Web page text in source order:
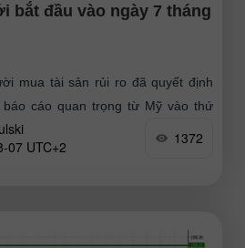
bắt đầu vào ngày 7 tháng
mua tài sản rủi ro đã quyết định
cáo quan trọng từ Mỹ vào thứ
07 UTC+2
1372